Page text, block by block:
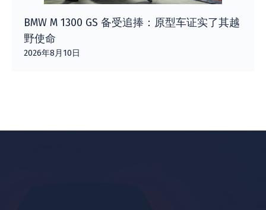
BMW M 1300 GS 备受追捧：原型车证实了其越
野使命
2026年8月10日